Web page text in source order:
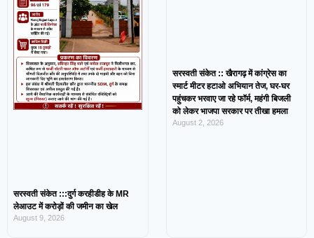
सरस्वती संकेत :::दुर्ग करहीडीह के MR
लेआउट में करोड़ों की जमीन का खेल
August 9, 2026
सरस्वती संकेत :: खैरागढ़ में कांग्रेस का
स्मार्ट मीटर हटाओ अभियान तेज, घर-घर
पहुंचकर भरवाए जा रहे फॉर्म, महंगी बिजली
को लेकर भाजपा सरकार पर तीखा हमला
August 2, 2026